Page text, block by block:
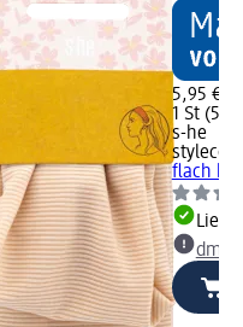
5,95 €
1 St
s-he
flach
dm